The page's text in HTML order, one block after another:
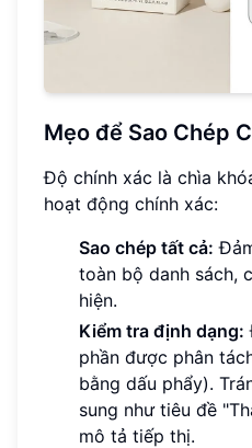
Mẹo để Sao Chép
Độ chính xác là chìa
hoạt động chính xác:
Sao chép tất cả:
toàn bộ danh sách,
hiện.
Kiểm tra định dạng:
phần được phân
bằng dấu phẩy).
sung như tiêu đề
mô tả tiếp thị.